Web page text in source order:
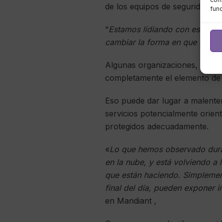
de los equipos de seguridad.
“Estamos lidiando con este
cambiar la forma en que nos
Algunas organizaciones,
completamente el elemento
Eso puede dar lugar a
servicios potencialmente
protegidos adecuadamente.
«Lo que hemos observado
en la nube, y está volviendo
que están haciendo.
final del día, pueden exponer
en Mandiant ,